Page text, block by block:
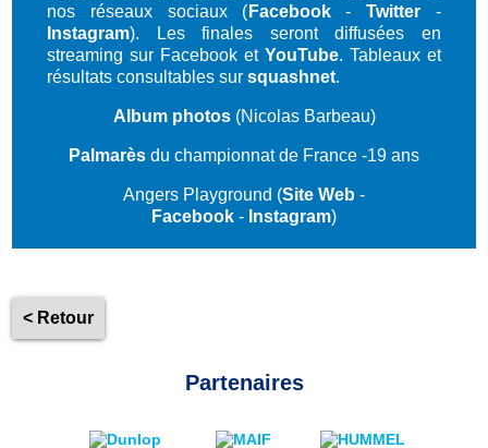
nos réseaux sociaux ( Facebook-Twitter -
Instagram). Les finales seront diffusées en
streaming sur Facebook et YouTube. Tableaux et
résultats consultables sursquashnet.
Album photos(Nicolas Barbeau)
Palmarès du championnat de France -19 ans
Angers Playground (Site Web -
Facebook - Instagram)
< Retour
Partenaires